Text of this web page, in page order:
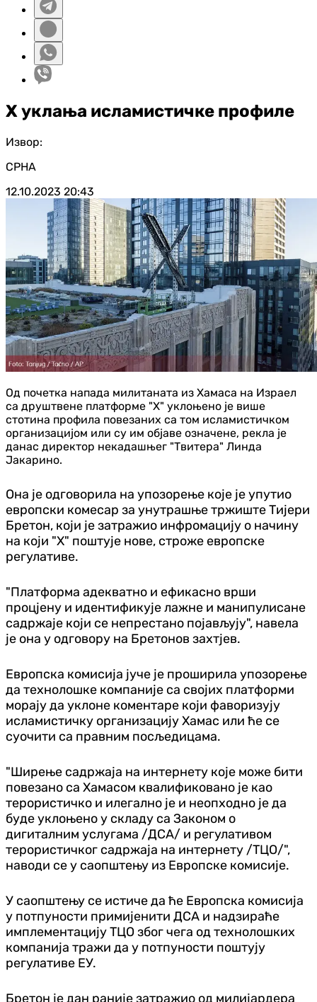
X уклања исламистичке профиле
Извор:
СРНА
12.10.2023 20:43
Од почетка напада милитаната из Хамаса на Израел
са друштвене платформе "X" уклоњено је више
стотина профила повезаних са том исламистичком
организацијом или су им објаве означене, рекла је
данас директор некадашњег "Tвитера" Линда
Јакарино.
Она је одговорила на упозорење које је упутио
европски комесар за унутрашње тржиште Тијери
Бретон, који је затражио инфромацију о начину
на који "X" поштује нове, строже европске
регулативе.
"Платформа адекватно и ефикасно врши
процјену и идентификује лажне и манипулисане
садржаје који се непрестано појављују", навела
је она у одговору на Бретонов захтјев.
Европска комисија јуче је проширила упозорење
да технолошке компаније са својих платформи
морају да уклоне коментаре који фаворизују
исламистичку организацију Хамас или ће се
суочити са правним посљедицама.
"Ширење садржаја на интернету које може бити
повезано са Хамасом квалификовано је као
терористичко и илегално је и неопходно је да
буде уклоњено у складу са Законом о
дигиталним услугама /ДСА/ и регулативом
терористичког садржаја на интернету /ТЦО/",
наводи се у саопштењу из Европске комисије.
У саопштењу се истиче да ће Европска комисија
у потпуности примијенити ДСА и надзираће
имплементацију ТЦО због чега од технолошких
компанија тражи да у потпуности поштују
регулативе ЕУ.
Бретон је дан раније затражио од милијардера